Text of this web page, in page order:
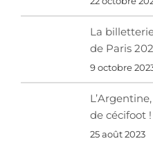
La
de Paris
9 octobre
de cécifoot !
25 août 2023